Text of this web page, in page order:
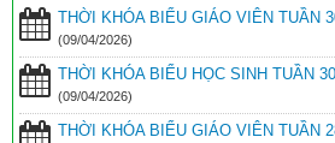
THỜI KHÓA BIỂU GIÁO VIÊN TUẦN
(09/04/2026)
THỜI KHÓA BIỂU HỌC SINH TUẦN
(09/04/2026)
THỜI KHÓA BIỂU GIÁO VIÊN TUẦN